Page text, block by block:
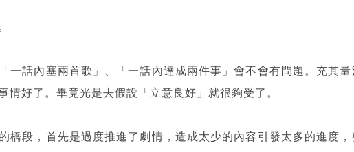
一話內塞兩首歌」、「一話內達成兩件事」會不會有問題。充其量
情好了。畢竟光是去假設「立意良好」就很夠受了。
橋段，首先是過度推進了劇情，造成太少的內容引發太多的進度，